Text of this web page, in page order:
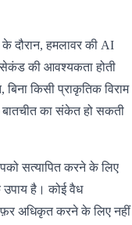
दौरान, हमलावर की AI
की आवश्यकता होती
किसी प्राकृतिक विराम
का संकेत हो सकती
सत्यापित करने के लिए
है। कोई वैध
अधिकृत करने के लिए नहीं